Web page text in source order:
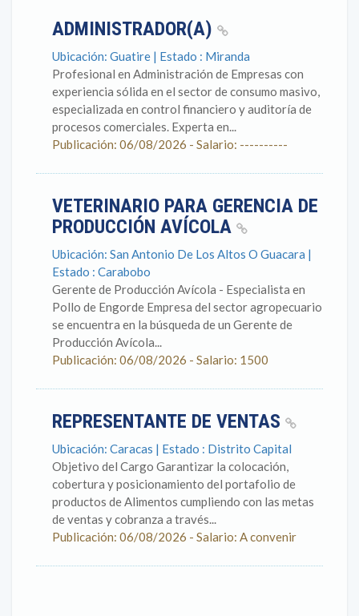
ADMINISTRADOR(A)
Ubicación: Guatire | Estado : Miranda
Profesional en Administración de Empresas con
experiencia sólida en el sector de consumo masivo,
especializada en control financiero y auditoría de
procesos comerciales. Experta en...
Publicación: 06/08/2026 - Salario: ----------
VETERINARIO PARA GERENCIA DE
PRODUCCIÓN AVÍCOLA
Ubicación: San Antonio De Los Altos O Guacara |
Estado : Carabobo
Gerente de Producción Avícola - Especialista en
Pollo de Engorde Empresa del sector agropecuario
se encuentra en la búsqueda de un Gerente de
Producción Avícola...
Publicación: 06/08/2026 - Salario: 1500
REPRESENTANTE DE VENTAS
Ubicación: Caracas | Estado : Distrito Capital
Objetivo del Cargo Garantizar la colocación,
cobertura y posicionamiento del portafolio de
productos de Alimentos cumpliendo con las metas
de ventas y cobranza a través...
Publicación: 06/08/2026 - Salario: A convenir